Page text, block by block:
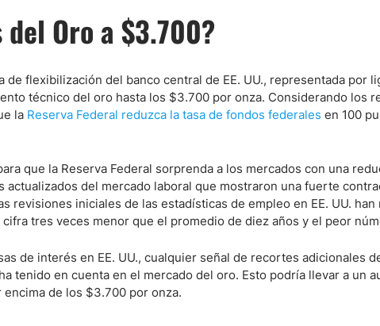
Oro a $3.700?
de flexibilización del banco central de EE. UU., representada por
técnico del oro hasta los $3.700 por onza. Considerando los
la Reserva Federal reduzca la tasa de fondos federales en 100
que la Reserva Federal sorprenda a los mercados con una
actualizados del mercado laboral que mostraron una fuerte
revisiones iniciales de las estadísticas de empleo en EE. UU.
tres veces menor que el promedio de diez años y el peor
de interés en EE. UU., cualquier señal de recortes adicionales
tenido en cuenta en el mercado del oro. Esto podría llevar a un
de los $3.700 por onza.